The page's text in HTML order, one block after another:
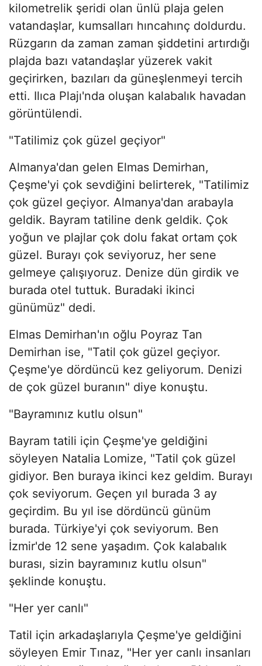
kilometrelik şeridi olan ünlü plaja gelen
vatandaşlar, kumsalları hıncahınç doldurdu.
Rüzgarın da zaman zaman şiddetini artırdığı
plajda bazı vatandaşlar yüzerek vakit
geçirirken, bazıları da güneşlenmeyi tercih
etti. Ilıca Plajı'nda oluşan kalabalık havadan
görüntülendi.
"Tatilimiz çok güzel geçiyor"
Almanya'dan gelen Elmas Demirhan,
Çeşme'yi çok sevdiğini belirterek, "Tatilimiz
çok güzel geçiyor. Almanya'dan arabayla
geldik. Bayram tatiline denk geldik. Çok
yoğun ve plajlar çok dolu fakat ortam çok
güzel. Burayı çok seviyoruz, her sene
gelmeye çalışıyoruz. Denize dün girdik ve
burada otel tuttuk. Buradaki ikinci
günümüz" dedi.
Elmas Demirhan'ın oğlu Poyraz Tan
Demirhan ise, "Tatil çok güzel geçiyor.
Çeşme'ye dördüncü kez geliyorum. Denizi
de çok güzel buranın" diye konuştu.
"Bayramınız kutlu olsun"
Bayram tatili için Çeşme'ye geldiğini
söyleyen Natalia Lomize, "Tatil çok güzel
gidiyor. Ben buraya ikinci kez geldim. Burayı
çok seviyorum. Geçen yıl burada 3 ay
geçirdim. Bu yıl ise dördüncü günüm
burada. Türkiye'yi çok seviyorum. Ben
İzmir'de 12 sene yaşadım. Çok kalabalık
burası, sizin bayramınız kutlu olsun"
şeklinde konuştu.
"Her yer canlı"
Tatil için arkadaşlarıyla Çeşme'ye geldiğini
söyleyen Emir Tınaz, "Her yer canlı insanları